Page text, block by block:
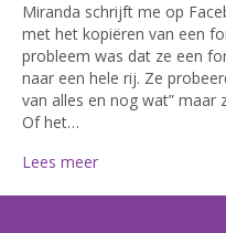
Miranda schrijft me op
met het kopiëren van een
probleem was dat ze een
naar een hele rij. Ze
van alles en nog wat” maar
Of het…
Lees meer